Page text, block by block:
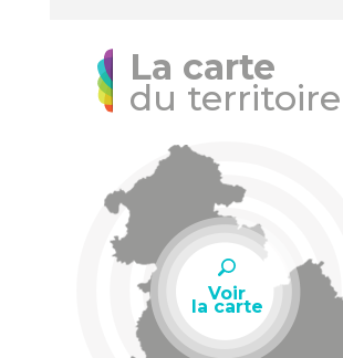
La carte
du territoire
Voir
la carte